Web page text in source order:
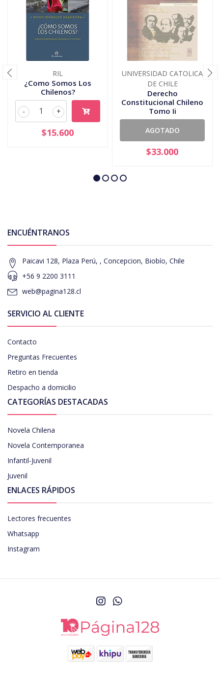
RIL
¿Como Somos Los
Chilenos?
+
-
$15.600
UNIVERSIDAD CATOLICA
DE CHILE
Derecho
Constitucional Chileno
Tomo Ii
AGOTADO
$33.000
ENCUÉNTRANOS
Paicavi 128, Plaza Perú, , Concepcion, Biobío, Chile
+56 9 2200 3111
web@pagina128.cl
SERVICIO AL CLIENTE
Contacto
Preguntas Frecuentes
Retiro en tienda
Despacho a domicilio
CATEGORÍAS DESTACADAS
Novela Chilena
Novela Contemporanea
Infantil-Juvenil
Juvenil
ENLACES RÁPIDOS
Lectores frecuentes
Whatsapp
Instagram